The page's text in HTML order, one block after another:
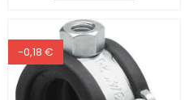
-0,18 €